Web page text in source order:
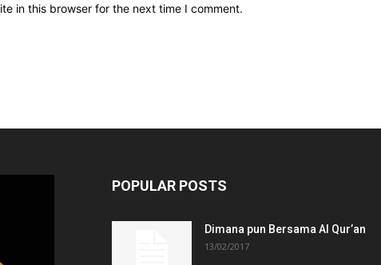
in this browser for the next time I comment.
POPULAR POSTS
Dimana pun Bersama Al Qur’an
13/02/2017